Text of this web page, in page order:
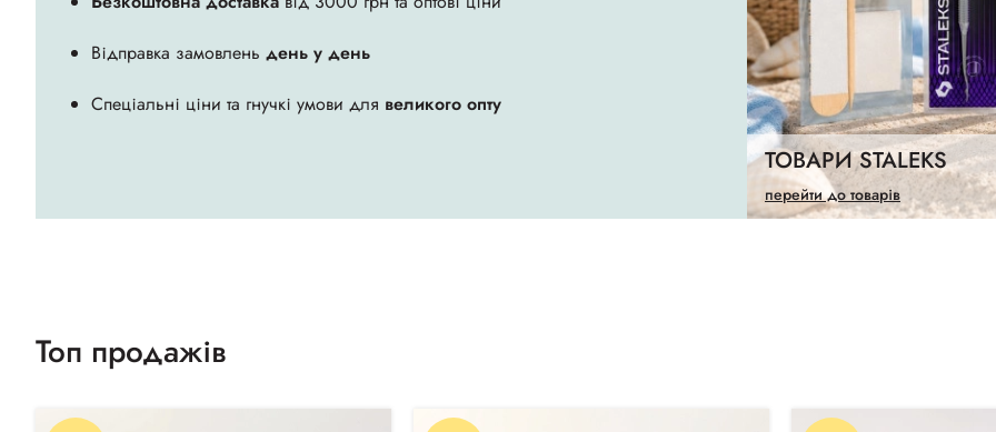
Відправка замовлень день у день
Спеціальні ціни та гнучкі умови для великого опту
ТОВАРИ STALEKS
перейти до товарів
Топ продажів